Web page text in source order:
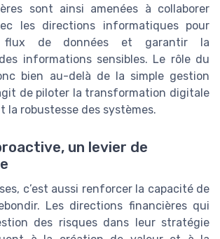
sont ainsi amenées à collaborer
les directions informatiques pour
flux de données et garantir la
informations sensibles. Le rôle du
bien au-delà de la simple gestion
de piloter la transformation digitale
la robustesse des systèmes.
un levier de
c’est aussi renforcer la capacité de
Les directions financières qui
des risques dans leur stratégie